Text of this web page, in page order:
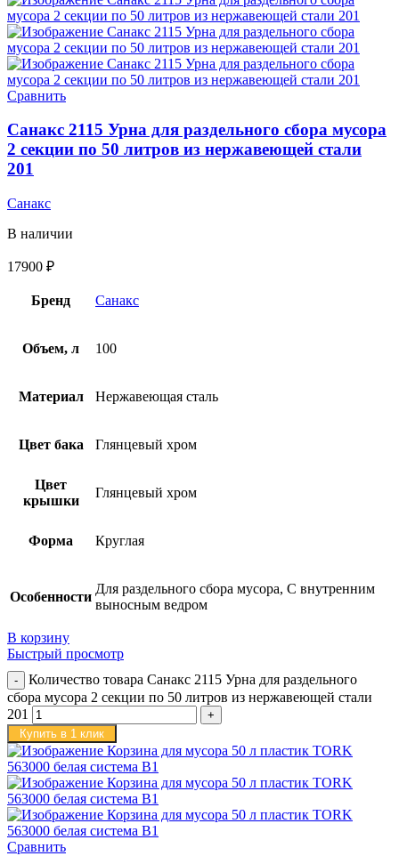
Сравнить
Санакс 2115 Урна для раздельного сбора мусора
2 секции по 50 литров из нержавеющей стали
201
Санакс
В наличии
17900 ₽
Бренд Санакс
Объем, л 100
Материал Нержавеющая сталь
Цвет бака Глянцевый хром
Цвет
крышки
Глянцевый хром
Форма Круглая
Особенности
Для раздельного сбора мусора, С внутренним
выносным ведром
В корзину
Быстрый просмотр
Количество товара Санакс 2115 Урна для раздельного
сбора мусора 2 секции по 50 литров из нержавеющей стали
201
Купить в 1 клик
Сравнить